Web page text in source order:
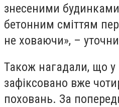
знесеними
бетонним сміттям
не ховаючи», –
Також нагадали, що у
зафіксовано вже
поховань. За